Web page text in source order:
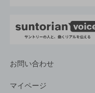
お問い合わせ
マイページ